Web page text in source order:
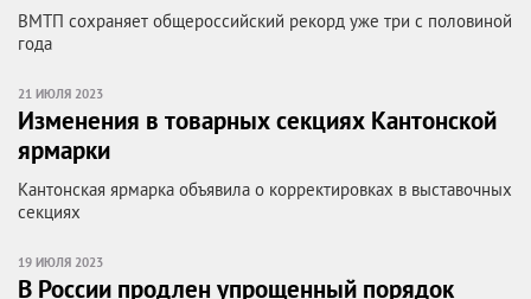
ВМТП сохраняет общероссийский рекорд уже три с половиной
года
21 ИЮЛЯ 2023
Изменения в товарных секциях Кантонской
ярмарки
Кантонская ярмарка объявила о корректировках в выставочных
секциях
19 ИЮЛЯ 2023
В России продлен упрощенный порядок